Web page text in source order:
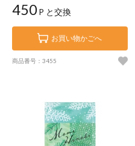
450P と交換
お買い物かごへ
商品番号：3455